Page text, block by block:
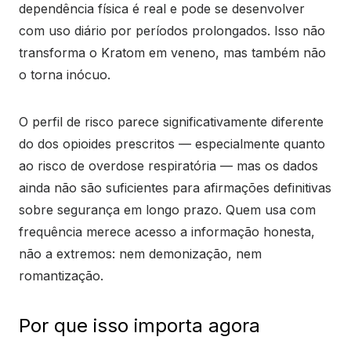
dependência física é real e pode se desenvolver
com uso diário por períodos prolongados. Isso não
transforma o Kratom em veneno, mas também não
o torna inócuo.
O perfil de risco parece significativamente diferente
do dos opioides prescritos — especialmente quanto
ao risco de overdose respiratória — mas os dados
ainda não são suficientes para afirmações definitivas
sobre segurança em longo prazo. Quem usa com
frequência merece acesso a informação honesta,
não a extremos: nem demonização, nem
romantização.
Por que isso importa agora